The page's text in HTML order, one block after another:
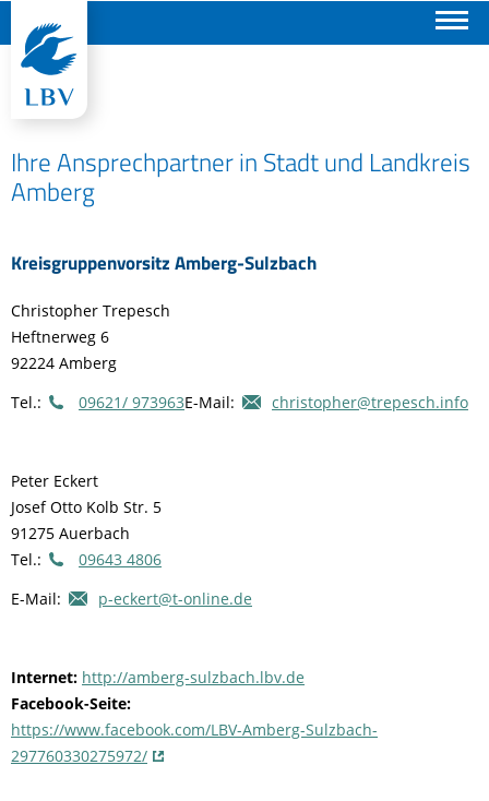
Ihre Ansprechpartner in Stadt und Landkreis
Amberg
Kreisgruppenvorsitz Amberg-Sulzbach
Christopher Trepesch
Heftnerweg 6
92224 Amberg
Tel.:
09621/ 973963E-Mail: christopher@trepesch.info
Peter Eckert
Josef Otto Kolb Str. 5
91275 Auerbach
Tel.:
09643 4806
E-Mail:
p-eckert@t-online.de
Internet: http://amberg-sulzbach.lbv.de
Facebook-Seite:
https://www.facebook.com/LBV-Amberg-Sulzbach-
297760330275972/